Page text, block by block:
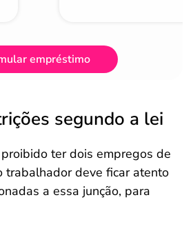
empréstimo
segundo a lei
ter dois empregos de
trabalhador deve ficar atento
a essa junção, para